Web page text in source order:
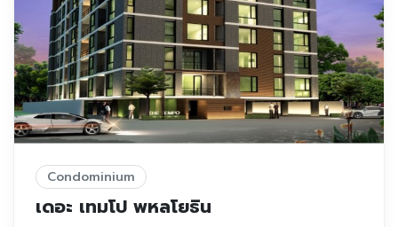
Condominium
เดอะ เทมโป พหลโยธิน